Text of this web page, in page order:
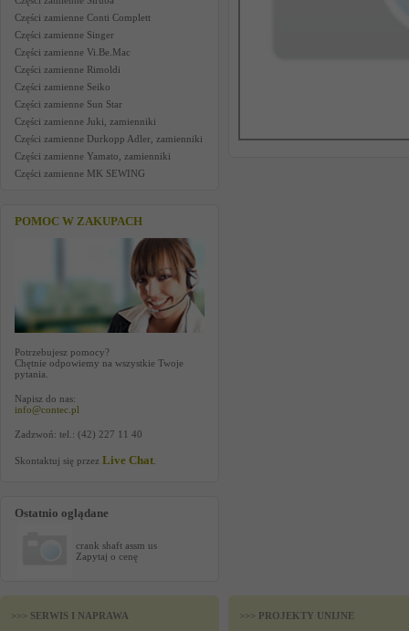
Części zamienne Conti Complett
Części zamienne Singer
Części zamienne Vi.Be.Mac
Części zamienne Rimoldi
Części zamienne Seiko
Części zamienne Sun Star
Części zamienne Juki, zamienniki
Części zamienne Durkopp Adler, zamienniki
Części zamienne Yamato, zamienniki
Części zamienne MK SEWING
POMOC W ZAKUPACH
Potrzebujesz pomocy?
Chętnie odpowiemy na wszystkie Twoje
pytania.
Napisz do nas:
info@contec.pl
Zadzwoń: tel.: (42) 227 11 40
Skontaktuj się przez Live Chat
Ostatnio oglądane
crank shaft assm us
Zapytaj o cenę
>>> SERWIS I NAPRAWA
>>> PROJEKTY UNIJNE